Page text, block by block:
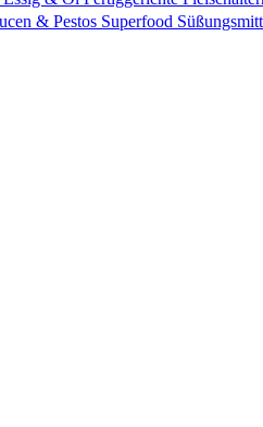
& Pestos Superfood